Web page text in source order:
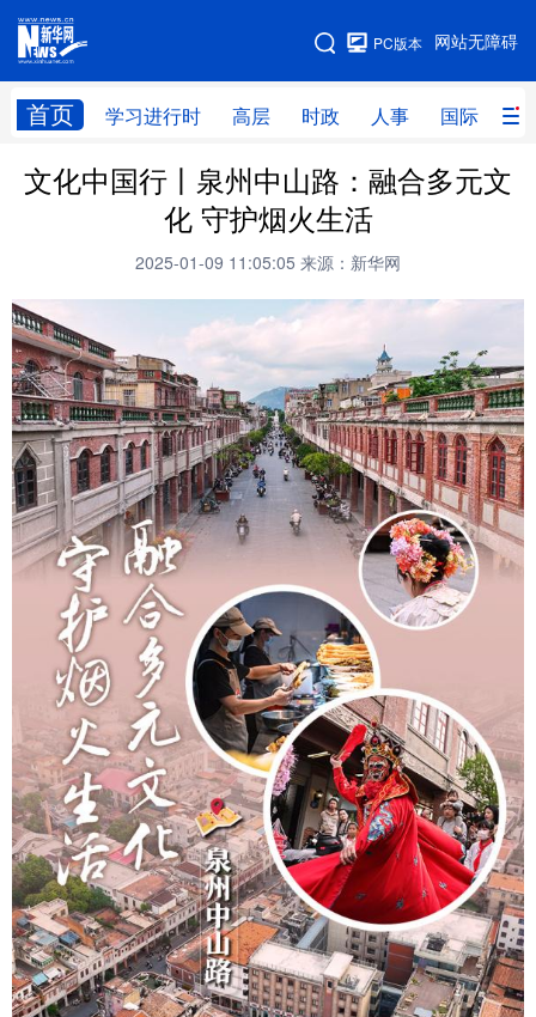
网站无障碍
PC版本
首页 学习进行时 高层 时政 人事 国际 财
网站地图
学习进行时 高层 时政 人事
财经 网评
科技 科创
文化 书画 健康 军事
访谈 视频 图片 政务
法律 中央文件 金融 汽车
食品 人居 信息化 数字经济
学术中国 溯源中国
城市 旅游 能源
彩票 娱乐 时尚
公益 一带一路 亚太网 上市公司
文化产业
地方频道
北京 天津 河北 山西
辽宁 吉林 上海 江苏
文化中国行丨泉州中山路：融合多元文
化 守护烟火生活
2025-01-09 11:05:05 来源：新华网